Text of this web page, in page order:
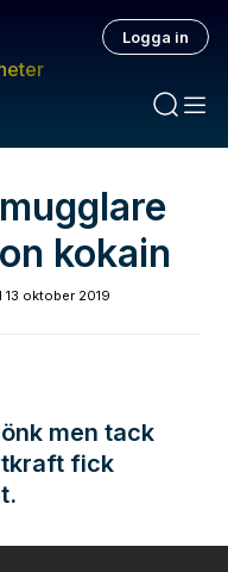
Logga in
kokain
13 oktober 2019
men tack
fick